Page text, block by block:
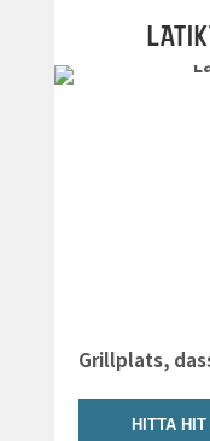
Grillplats,
HITTA HIT